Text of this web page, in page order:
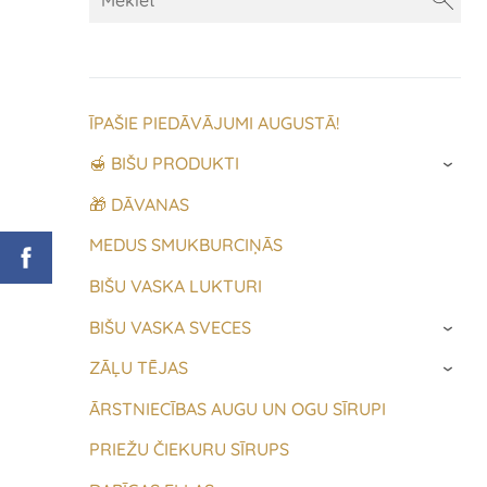
ĪPAŠIE PIEDĀVĀJUMI AUGUSTĀ!
🍯 BIŠU PRODUKTI
›
🎁 DĀVANAS
MEDUS SMUKBURCIŅĀS
BIŠU VASKA LUKTURI
BIŠU VASKA SVECES
›
ZĀĻU TĒJAS ›
ĀRSTNIECĪBAS AUGU UN OGU SĪRUPI
PRIEŽU ČIEKURU SĪRUPS